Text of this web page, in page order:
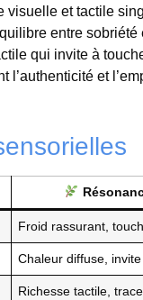
et tactile
entre
qui invite à
et
Froid rassurant,
Chaleur diffuse,
Richesse tactile,